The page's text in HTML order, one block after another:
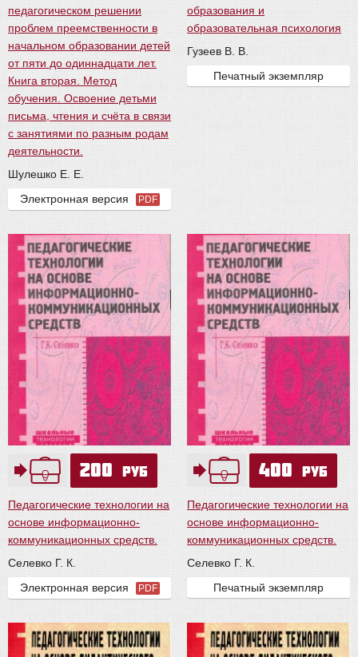
педагогическом решении
проблем преемственности в
начальном образовании детей
от пяти до одиннадцати лет.
Книга вторая. Метод
обучения. Освоение детьми
письма, чтения и счёта в связи
с занятиями по разным родам
деятельности.
Шулешко Е. Е.
Электронная версия
PDF
образования и
образовательная психология
Гузеев В. В.
Печатный экземпляр
200 руб
Педагогические технологии на
основе информационно-
коммуникационных средств.
Селевко Г. К.
Электронная версия
PDF
400 руб
Педагогические технологии на
основе информационно-
коммуникационных средств.
Селевко Г. К.
Печатный экземпляр